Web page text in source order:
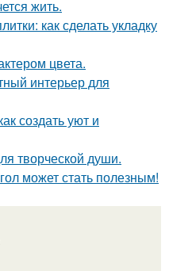
жить.
как сделать укладку
цвета.
интерьер для
создать уют и
творческой души.
может стать полезным!